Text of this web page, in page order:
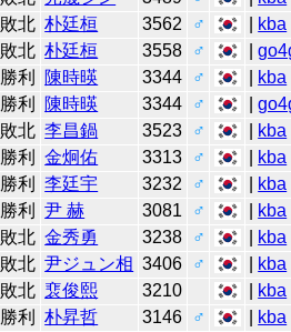
敗北 朴廷桓 3562 ♂ kba
敗北 朴廷桓 3558 ♂ |
勝利 陳時暎 3344 ♂ kba
勝利 陳時暎 3344 ♂ |
敗北 李昌鍋 3523 ♂ kba
勝利 金炯佑 3313 ♂ kba
勝利 李廷宇 3232 ♂ kba
勝利 尹 赫 3081 ♂ kba
敗北 金秀勇 3238 ♂ kba
敗北 尹ジュン相 3406 ♂ kba
敗北 裵俊熙 3210 kba
勝利 朴昇哲 3146 ♂ kba